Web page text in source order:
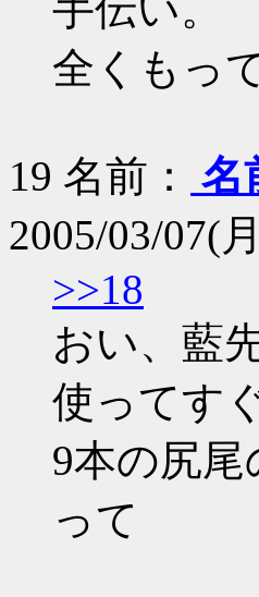
全くもっ
19 名前：
名
2005/03/07(
>>18
おい、藍
使ってす
9本の尻
って